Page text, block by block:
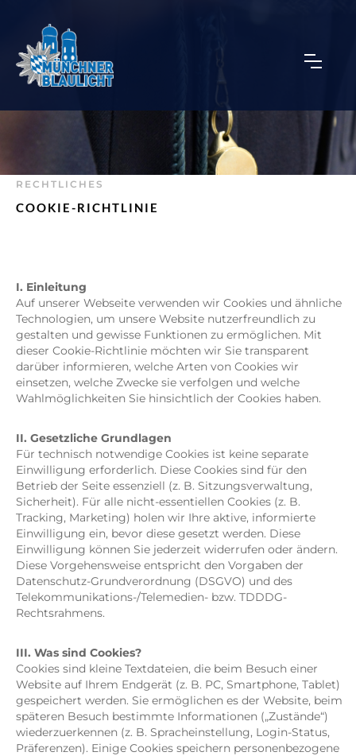
RECHTLICHES
COOKIE-RICHTLINIE
I. Einleitung
Auf unserer Webseite verwenden wir Cookies und ähnliche
Technologien, um unsere Website nutzerfreundlich zu
gestalten und gewisse Funktionen zu ermöglichen. Mit
dieser Cookie-Richtlinie möchten wir Sie transparent
darüber informieren, welche Arten von Cookies wir
einsetzen, welche Zwecke sie verfolgen und welche
Wahlmöglichkeiten Sie hinsichtlich der Cookies haben.
II. Gesetzliche Grundlagen
Für technisch notwendige Cookies ist keine separate
Einwilligung erforderlich. Diese Cookies sind für den
Betrieb der Seite essenziell (z. B. Sitzungsverwaltung,
Sicherheit). Für alle nicht-essentiellen Cookies (z. B.
Tracking, Marketing) holen wir Ihre aktive, informierte
Einwilligung ein, bevor diese gesetzt werden. Diese
Einwilligung können Sie jederzeit widerrufen oder ändern.
Diese Vorgehensweise entspricht den Vorgaben der
Datenschutz-Grundverordnung (DSGVO) und des
Telekommunikations-/Telemedien- bzw. TDDDG-
Rechtsrahmens.
III. Was sind Cookies?
Cookies sind kleine Textdateien, die beim Besuch einer
Website auf Ihrem Endgerät (z. B. PC, Smartphone, Tablet)
gespeichert werden. Sie ermöglichen es der Website, beim
späteren Besuch bestimmte Informationen („Zustände“)
wiederzuerkennen (z. B. Spracheinstellung, Login-Status,
Präferenzen). Einige Cookies speichern personenbezogene